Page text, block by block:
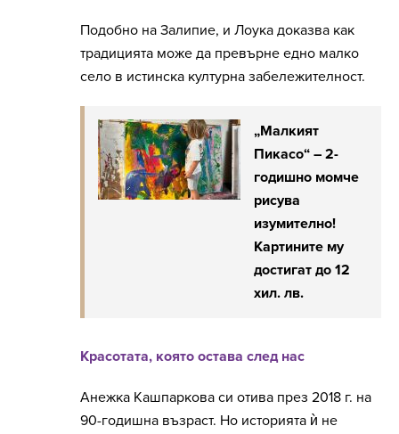
Подобно на Залипие, и Лоука доказва как
традицията може да превърне едно малко
село в истинска културна забележителност.
„Малкият
Пикасо“ – 2-
годишно момче
рисува
изумително!
Картините му
достигат до 12
хил. лв.
Красотата, която остава след нас
Анежка Кашпаркова си отива през 2018 г. на
90-годишна възраст. Но историята ѝ не